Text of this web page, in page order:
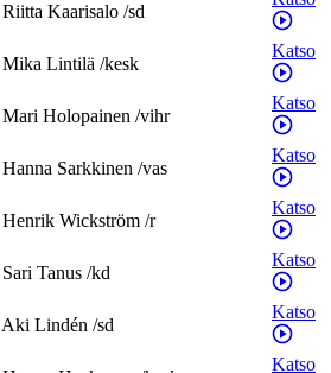
Riitta Kaarisalo /sd
Mika Lintilä /kesk
Katso
Mari Holopainen /vihr
Katso
Hanna Sarkkinen /vas
Katso
Henrik Wickström /r
Katso
Sari Tanus /kd
Katso
Aki Lindén /sd
Katso
Katso